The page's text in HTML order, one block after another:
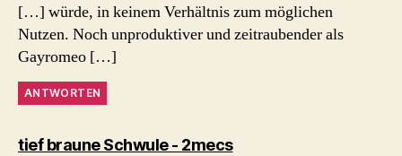
[…] würde, in keinem Verhältnis zum möglichen
Nutzen. Noch unproduktiver und zeitraubender als
Gayromeo […]
ANTWORTEN
tief braune Schwule - 2mecssagt: